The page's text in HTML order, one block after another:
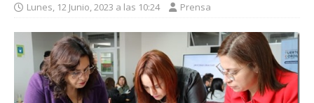
Lunes, 12 Junio, 2023 a las 10:24 Prensa